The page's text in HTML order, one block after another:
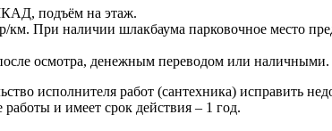
подъём на этаж.
При наличии шлакбаума парковочное место
осмотра, денежным переводом или
исполнителя работ (сантехника) исправить
и имеет срок действия – 1 год.